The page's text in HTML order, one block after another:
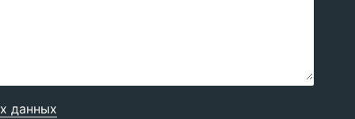
данных